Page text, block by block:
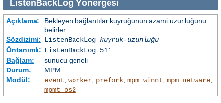
ListenBackLog Yönergesi
Açıklama:
Bekleyen bağlantılar kuyruğunun azami uzunluğunu
belirler
Sözdizimi: ListenBackLog kuyruk-uzunluğu
Öntanımlı: ListenBackLog 511
Bağlam:
sunucu geneli
Durum:
MPM
Modül:
event worker, prefork, mpm_winnt mpm_netware,
mpmt_os2